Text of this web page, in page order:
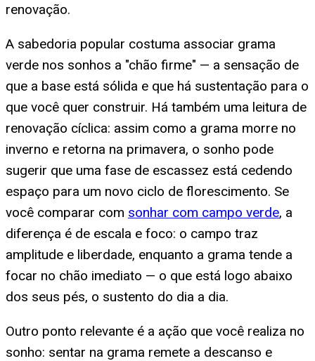
renovação.
A sabedoria popular costuma associar grama
verde nos sonhos a "chão firme" — a sensação de
que a base está sólida e que há sustentação para o
que você quer construir. Há também uma leitura de
renovação cíclica: assim como a grama morre no
inverno e retorna na primavera, o sonho pode
sugerir que uma fase de escassez está cedendo
espaço para um novo ciclo de florescimento. Se
você comparar com sonhar com campo verde, a
diferença é de escala e foco: o campo traz
amplitude e liberdade, enquanto a grama tende a
focar no chão imediato — o que está logo abaixo
dos seus pés, o sustento do dia a dia.
Outro ponto relevante é a ação que você realiza no
sonho: sentar na grama remete a descanso e